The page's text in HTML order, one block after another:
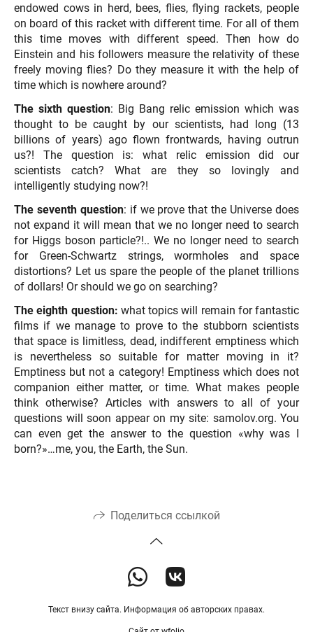
endowed cows in herd, bees, flies, flying rackets, people
on board of this racket with different time. For all of them
this time moves with different speed. Then how do
Einstein and his followers measure the relativity of these
freely moving flies? Do they measure it with the help of
time which is nowhere around?
The sixth question: Big Bang relic emission which was
thought to be caught by our scientists, had long (13
billions of years) ago flown frontwards, having outrun
us?! The question is: what relic emission did our
scientists catch? What are they so lovingly and
intelligently studying now?!
The seventh question: if we prove that the Universe does
not expand it will mean that we no longer need to search
for Higgs boson particle?!.. We no longer need to search
for Green-Schwartz strings, wormholes and space
distortions? Let us spare the people of the planet trillions
of dollars! Or should we go on searching?
The eighth question: what topics will remain for fantastic
films if we manage to prove to the stubborn scientists
that space is limitless, dead, indifferent emptiness which
is nevertheless so suitable for matter moving in it?
Emptiness but not a category! Emptiness which does not
companion either matter, or time. What makes people
think otherwise? Articles with answers to all of your
questions will soon appear on my site: samolov.org. You
can even get the answer to the question «why was I
born?»…me, you, the Earth, the Sun.
Поделиться ссылкой
Текст внизу сайта. Информация об авторских правах.